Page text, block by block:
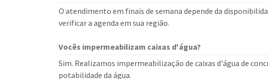
O atendimento em finais de semana depende da
verificar a agenda em sua região.
Vocês impermeabilizam caixas d'água?
Sim. Realizamos impermeabilização de caixas d'água de
potabilidade da água.